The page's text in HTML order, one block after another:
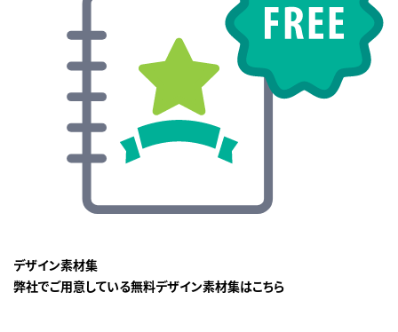
デザイン素材集
弊社でご用意している無料デザイン素材集はこちら